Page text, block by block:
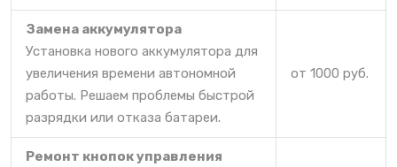
Замена аккумулятора
Установка нового аккумулятора для
увеличения времени автономной
работы. Решаем проблемы быстрой
разрядки или отказа батареи.
от 1000 руб.
Ремонт кнопок управления